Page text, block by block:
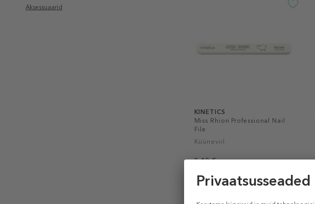
Aksessuaarid
KINETICS
Miss Rhion Professional Nail
File
Küüneviil
3,49 €